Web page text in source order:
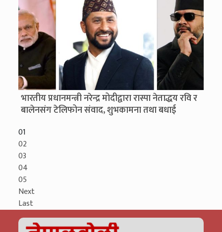
भारतीय प्रधानमन्त्री नरेन्द्र मोदीद्वारा रास्पा नेताद्धय रवि र
बालेनसंग टेलिफोन संवाद, शुभकामना तथा बधाई
01
02
03
04
05
Next
Last